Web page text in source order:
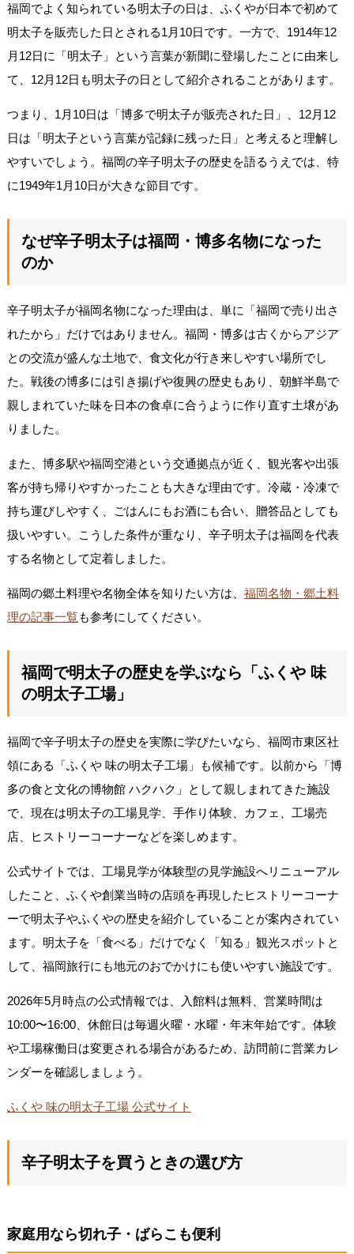
福岡でよく知られている明太子の日は、ふくやが日本で初めて
明太子を販売した日とされる1月10日です。一方で、1914年12
月12日に「明太子」という言葉が新聞に登場したことに由来し
て、12月12日も明太子の日として紹介されることがあります。
つまり、1月10日は「博多で明太子が販売された日」、12月12
日は「明太子という言葉が記録に残った日」と考えると理解し
やすいでしょう。福岡の辛子明太子の歴史を語るうえでは、特
に1949年1月10日が大きな節目です。
なぜ辛子明太子は福岡・博多名物になった
のか
辛子明太子が福岡名物になった理由は、単に「福岡で売り出さ
れたから」だけではありません。福岡・博多は古くからアジア
との交流が盛んな土地で、食文化が行き来しやすい場所でし
た。戦後の博多には引き揚げや復興の歴史もあり、朝鮮半島で
親しまれていた味を日本の食卓に合うように作り直す土壌があ
りました。
また、博多駅や福岡空港という交通拠点が近く、観光客や出張
客が持ち帰りやすかったことも大きな理由です。冷蔵・冷凍で
持ち運びしやすく、ごはんにもお酒にも合い、贈答品としても
扱いやすい。こうした条件が重なり、辛子明太子は福岡を代表
する名物として定着しました。
福岡の郷土料理や名物全体を知りたい方は、 福岡名物・郷土料
理の記事一覧も参考にしてください。
福岡で明太子の歴史を学ぶなら「ふくや 味
の明太子工場」
福岡で辛子明太子の歴史を実際に学びたいなら、福岡市東区社
領にある「ふくや 味の明太子工場」も候補です。以前から「博
多の食と文化の博物館 ハクハク」として親しまれてきた施設
で、現在は明太子の工場見学、手作り体験、カフェ、工場売
店、ヒストリーコーナーなどを楽しめます。
公式サイトでは、工場見学が体験型の見学施設へリニューアル
したこと、ふくや創業当時の店頭を再現したヒストリーコーナ
ーで明太子やふくやの歴史を紹介していることが案内されてい
ます。明太子を「食べる」だけでなく「知る」観光スポットと
して、福岡旅行にも地元のおでかけにも使いやすい施設です。
2026年5月時点の公式情報では、入館料は無料、営業時間は
10:00〜16:00、休館日は毎週火曜・水曜・年末年始です。体験
や工場稼働日は変更される場合があるため、訪問前に営業カレ
ンダーを確認しましょう。
ふくや 味の明太子工場 公式サイト
辛子明太子を買うときの選び方
家庭用なら切れ子・ばらこも便利